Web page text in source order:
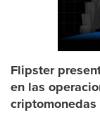
Flipster
en las
criptomonedas